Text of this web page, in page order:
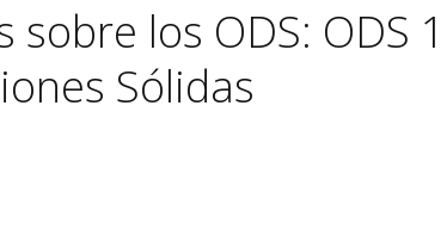
sobre los ODS: ODS
Sólidas